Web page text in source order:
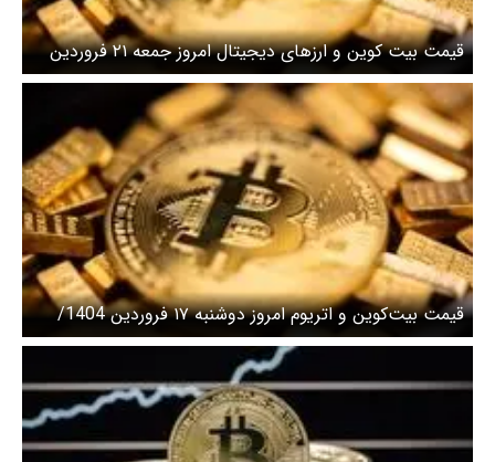
قیمت بیت کوین و ارز‌های دیجیتال امروز جمعه ۲۱ فروردین
۱۴۰۵ + جدول
قیمت بیت‌کوین و اتریوم امروز دوشنبه ۱۷ فروردین 1404/
افزایش قیمت بیت‌کوین